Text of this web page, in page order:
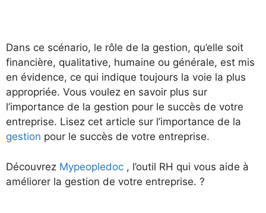
Dans ce scénario, le rôle de la gestion, qu’elle soit
financière, qualitative, humaine ou générale, est mis
en évidence, ce qui indique toujours la voie la plus
appropriée. Vous voulez en savoir plus sur
l’importance de la gestion pour le succès de votre
entreprise. Lisez cet article sur l’importance de la
gestion pour le succès de votre entreprise.
Découvrez Mypeopledoc , l’outil RH qui vous aide à
améliorer la gestion de votre entreprise. ?